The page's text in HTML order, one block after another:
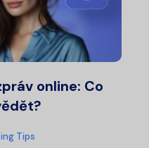
online: Co
Tips